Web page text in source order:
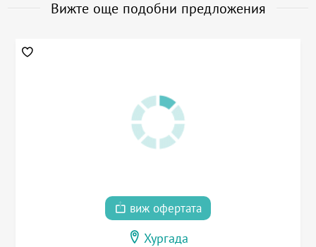
Вижте още подобни предложения
виж офертата
Хургада